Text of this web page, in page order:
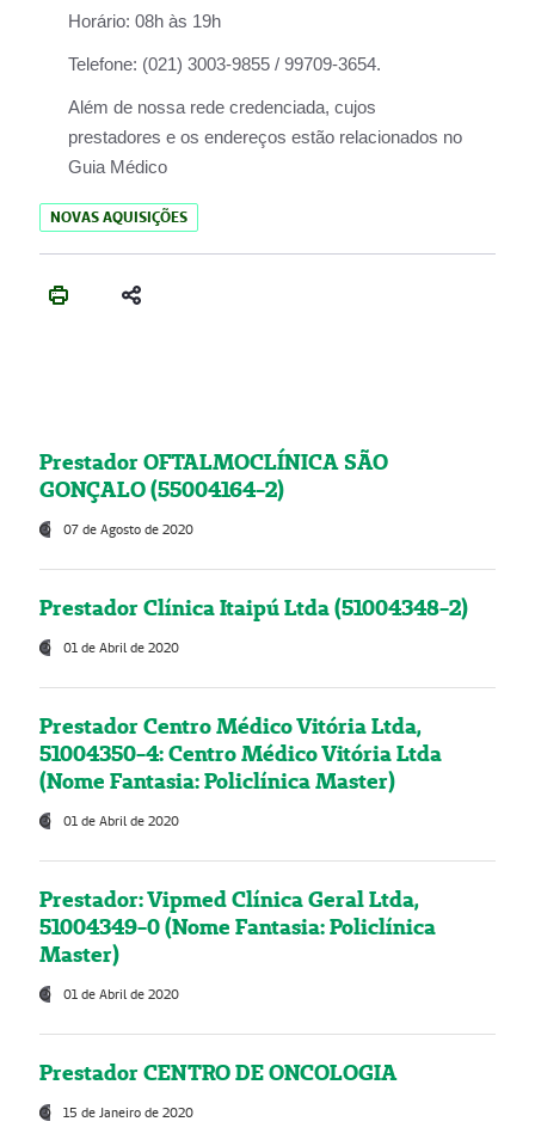
Horário: 08h às 19h
Telefone: (021) 3003-9855 / 99709-3654.
Além de nossa rede credenciada, cujos
prestadores e os endereços estão relacionados no
Guia Médico
NOVAS AQUISIÇÕES
Prestador OFTALMOCLÍNICA SÃO
GONÇALO (55004164-2)
07 de Agosto de 2020
Prestador Clínica Itaipú Ltda (51004348-2)
01 de Abril de 2020
Prestador Centro Médico Vitória Ltda,
51004350-4: Centro Médico Vitória Ltda
(Nome Fantasia: Policlínica Master)
01 de Abril de 2020
Prestador: Vipmed Clínica Geral Ltda,
51004349-0 (Nome Fantasia: Policlínica
Master)
01 de Abril de 2020
Prestador CENTRO DE ONCOLOGIA
15 de Janeiro de 2020